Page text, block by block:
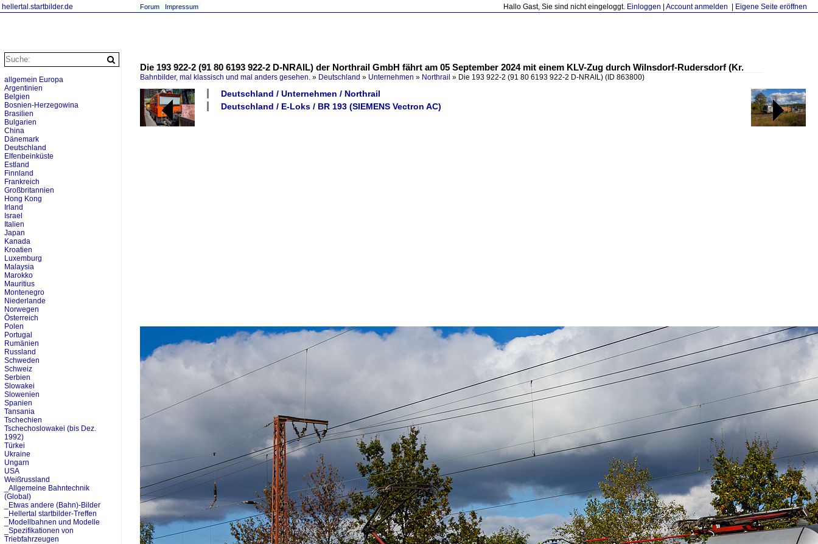
hellertal.startbilder.de Hallo Gast, Sie sind nicht eingeloggt. Einloggen Account anmelden Eigene Seite eröffnen
Forum Impressum
Die 193 922-2 (91 80 6193 922-2 D-NRAIL) der Northrail GmbH fährt am 05 September 2024 mit einem KLV-Zug durch Wilnsdorf-Rudersdorf (Kr.
Bahnbilder, mal klassisch und mal anders gesehen. » Deutschland » Unternehmen » Northrail » Die 193 922-2 (91 80 6193 922-2 D-NRAIL) (ID 863800)
Deutschland / Unternehmen / Northrail
Deutschland / E-Loks / BR 193 (SIEMENS Vectron AC)
allgemein Europa
Argentinien
Belgien
Bosnien-Herzegowina
Brasilien
Bulgarien
China
Dänemark
Deutschland
Elfenbeinküste
Estland
Finnland
Frankreich
Großbritannien
Hong Kong
Irland
Israel
Italien
Japan
Kanada
Kroatien
Luxemburg
Malaysia
Marokko
Mauritius
Montenegro
Niederlande
Norwegen
Österreich
Polen
Portugal
Rumänien
Russland
Schweden
Schweiz
Serbien
Slowakei
Slowenien
Spanien
Tansania
Tschechien
Tschechoslowakei (bis Dez.
1992)
Türkei
Ukraine
Ungarn
USA
Weißrussland
_Allgemeine Bahntechnik
(Global)
_Etwas andere (Bahn)-Bilder
_Hellertal startbilder-Treffen
_Modellbahnen und Modelle
_Spezifikationen von
Triebfahrzeugen